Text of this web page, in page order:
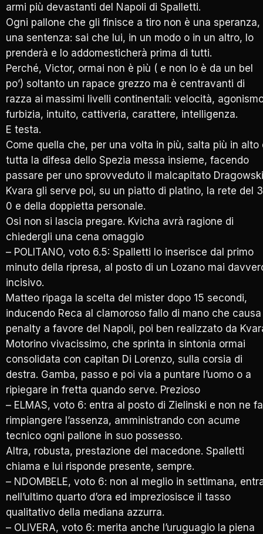
armi più devastanti del Napoli di Spalletti.
Ogni pallone che gli finisce a tiro non è una speranza,
una sentenza: sai che lui, in un modo o in un altro, lo
prenderà e lo addomesticherà prima di tutti.
Perché, Victor, ormai non è più ( e non lo è da un bel
po’) soltanto un rapace grezzo ma è centravanti di
razza ai massimi livelli continentali: velocità,
furbizia, intuito, cattiveria, carattere, intelligenza.
E testa.
Come quella che, per una volta in più, salta più in alto
tutta la difesa dello Spezia messa insieme, facendo
passare per uno sprovveduto il malcapitato
Kvara gli serve poi, su un piatto di platino, la rete del
0 e della doppietta personale.
Osi non si lascia pregare. Kvicha avrà ragione di
chiedergli una cena omaggio
– POLITANO, voto 6.5: Spalletti lo inserisce dal primo
minuto della ripresa, al posto di un Lozano mai
incisivo.
Matteo ripaga la scelta del mister dopo 15 secondi,
inducendo Reca al clamoroso fallo di mano che
penalty a favore del Napoli, poi ben realizzato da
Motorino vivacissimo, che sprinta in sintonia ormai
consolidata con capitan Di Lorenzo, sulla corsia di
destra. Gamba, passo e poi via a puntare l’uomo o a
ripiegare in fretta quando serve. Prezioso
– ELMAS, voto 6: entra al posto di Zielinski e non ne fa
rimpiangere l’assenza, amministrando con acume
tecnico ogni pallone in suo possesso.
Altra, robusta, prestazione del macedone. Spalletti
chiama e lui risponde presente, sempre.
– NDOMBELE, voto 6: non al meglio in settimana,
nell’ultimo quarto d’ora ed impreziosisce il tasso
qualitativo della mediana azzurra.
– OLIVERA, voto 6: merita anche l’uruguagio la piena